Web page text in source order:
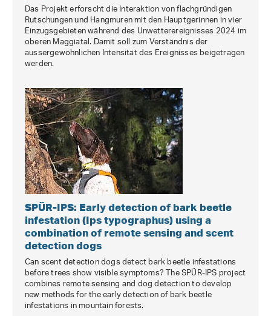
Das Projekt erforscht die Interaktion von flachgründigen
Rutschungen und Hangmuren mit den Hauptgerinnen in vier
Einzugsgebieten während des Unwetterereignisses 2024 im
oberen Maggiatal. Damit soll zum Verständnis der
aussergewöhnlichen Intensität des Ereignisses beigetragen
werden.
SPÜR-IPS: Early detection of bark beetle
infestation (Ips typographus) using a
combination of remote sensing and scent
detection dogs
Can scent detection dogs detect bark beetle infestations
before trees show visible symptoms? The SPÜR-IPS project
combines remote sensing and dog detection to develop
new methods for the early detection of bark beetle
infestations in mountain forests.